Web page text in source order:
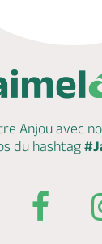
Anjou avec
du hashtag